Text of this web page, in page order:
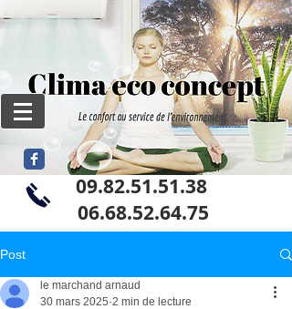
09.82.51.51.38
06.68.52.64.75
Post
le marchand arnaud
30 mars 2025 2 min de lecture